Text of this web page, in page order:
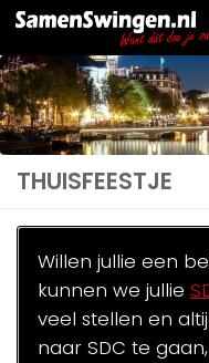
Doorgaan naar
THUISFEESTJE
Willen jullie een
kunnen we jullie
veel stellen en
naar SDC te